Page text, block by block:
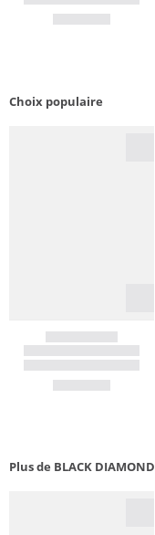
Choix populaire
Plus de BLACK DIAMOND